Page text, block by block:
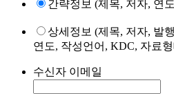
간략정보 (제목, 저자, 연
상세정보 (제목, 저자, 발
연도, 작성언어, KDC, 자료
수신자 이메일